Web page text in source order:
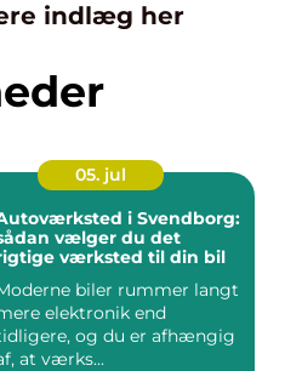
indlæg her
05. jul
i Svendborg:
vælger du det
værksted til din bil
biler rummer langt
elektronik end
og du er afhængig
at værks...